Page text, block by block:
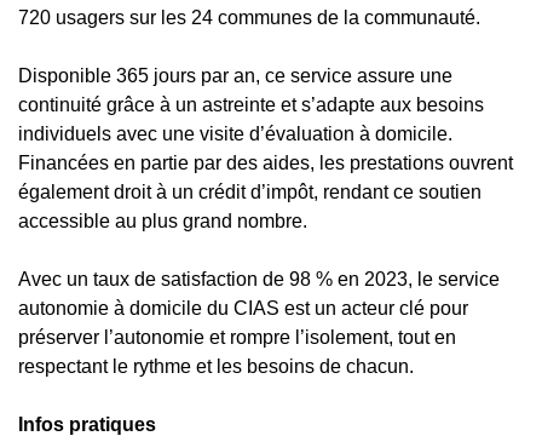
720 usagers sur les 24 communes de la communauté.
Disponible 365 jours par an, ce service assure une
continuité grâce à un astreinte et s’adapte aux besoins
individuels avec une visite d’évaluation à domicile.
Financées en partie par des aides, les prestations ouvrent
également droit à un crédit d’impôt, rendant ce soutien
accessible au plus grand nombre.
Avec un taux de satisfaction de 98 % en 2023, le service
autonomie à domicile du CIAS est un acteur clé pour
préserver l’autonomie et rompre l’isolement, tout en
respectant le rythme et les besoins de chacun.
Infos pratiques